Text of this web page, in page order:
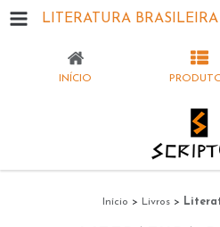
LITERATURA BRASILEIRA
INÍCIO
Início > Livros >